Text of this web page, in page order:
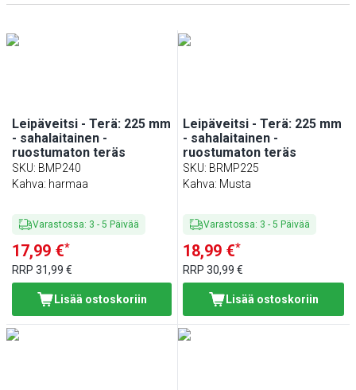
Leipäveitsi - Terä: 225 mm
- sahalaitainen -
ruostumaton teräs
SKU: BMP240
Kahva: harmaa
Varastossa: 3 - 5 Päivää
17,99 €*
RRP 31,99 €
Lisää ostoskoriin
Leipäveitsi - Terä: 225 mm
- sahalaitainen -
ruostumaton teräs
SKU: BRMP225
Kahva: Musta
Varastossa: 3 -5 Päivää
18,99 €*
RRP30,99 €
Lisää ostoskoriin